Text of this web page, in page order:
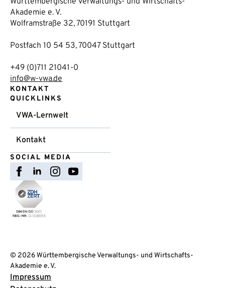
Akademie e. V.
Wolframstraße 32, 70191 Stuttgart
Postfach 10 54 53, 70047 Stuttgart
+49 (0)711 21041-0
info@w-vwa.de
KONTAKT
QUICKLINKS
VWA-Lernwelt
Kontakt
SOCIAL MEDIA
© 2026 Württembergische Verwaltungs- und Wirtschafts-
Akademie e. V.
Impressum